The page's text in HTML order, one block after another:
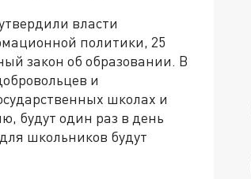
власти
политики, 25
закон об образовании. В
и
школах и
будут один раз в день
школьников будут